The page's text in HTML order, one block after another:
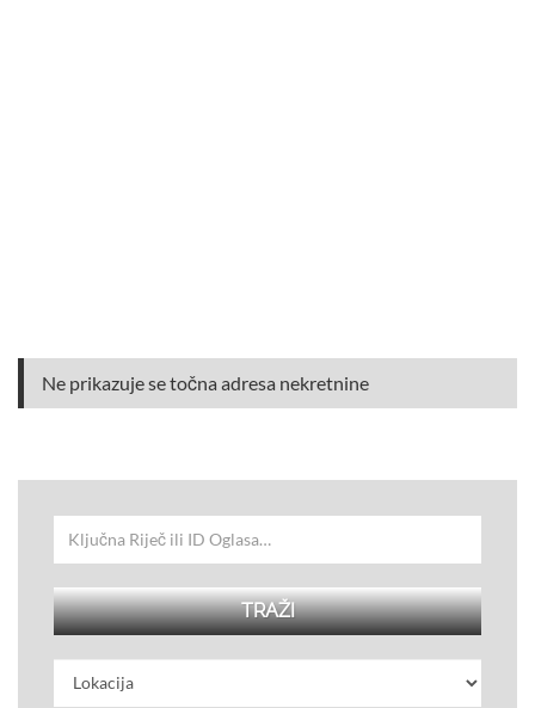
Ne prikazuje se točna adresa nekretnine